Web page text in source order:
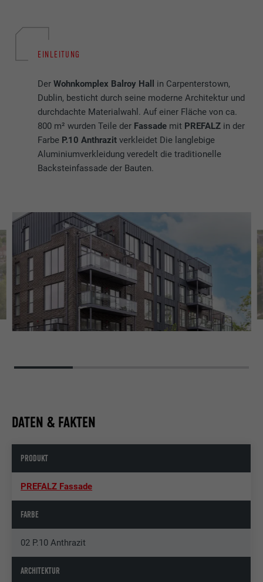
EINLEITUNG
DerWohnkomplex Balroy Hall
in Carpenterstown,
Dublin, besticht durch seine moderne Architektur und
durchdachte Materialwahl. Auf einer Fläche von ca.
800 m² wurden Teile der Fassade mit PREFALZ in der
Farbe P.10 Anthrazitverkleidet Die langlebige
Aluminiumverkleidung veredelt die traditionelle
Backsteinfassade der Bauten.
DATEN & FAKTEN
PRODUKT
PREFALZ Fassade
FARBE
02 P.10 Anthrazit
ARCHITEKTUR